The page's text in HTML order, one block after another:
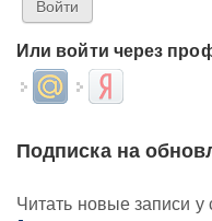
Или войти через
Login with Mail.ruLogin with Яндекс
Подписка на
Читать новые записи у